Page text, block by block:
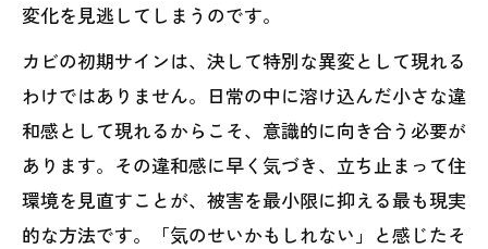
変化を見逃してしまうのです。
カビの初期サインは、決して特別な異変として現れる
わけではありません。日常の中に溶け込んだ小さな違
和感として現れるからこそ、意識的に向き合う必要が
あります。その違和感に早く気づき、立ち止まって住
環境を見直すことが、被害を最小限に抑える最も現実
的な方法です。「気のせいかもしれない」と感じたそ